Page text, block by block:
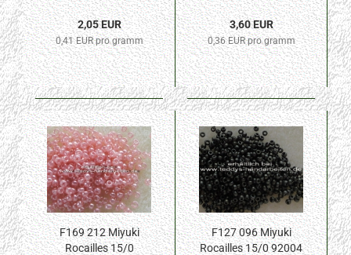
2,05 EUR
0,41 EUR pro gramm
3,60 EUR
0,36 EUR pro gramm
F169 212 Miyuki
Rocailles 15/0
F127 096 Miyuki
Rocailles 15/0 92004